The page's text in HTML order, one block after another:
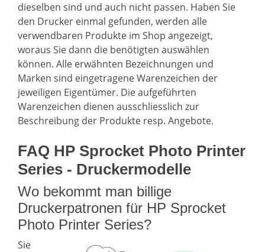
dieselben sind und auch nicht passen. Haben Sie
den Drucker einmal gefunden, werden alle
verwendbaren Produkte im Shop angezeigt,
woraus Sie dann die benötigten auswählen
können. Alle erwähnten Bezeichnungen und
Marken sind eingetragene Warenzeichen der
jeweiligen Eigentümer. Die aufgeführten
Warenzeichen dienen ausschliesslich zur
Beschreibung der Produkte resp. Angebote.
FAQ HP Sprocket Photo Printer
Series - Druckermodelle
Wo bekommt man billige
Druckerpatronen für HP Sprocket
Photo Printer Series?
Sie